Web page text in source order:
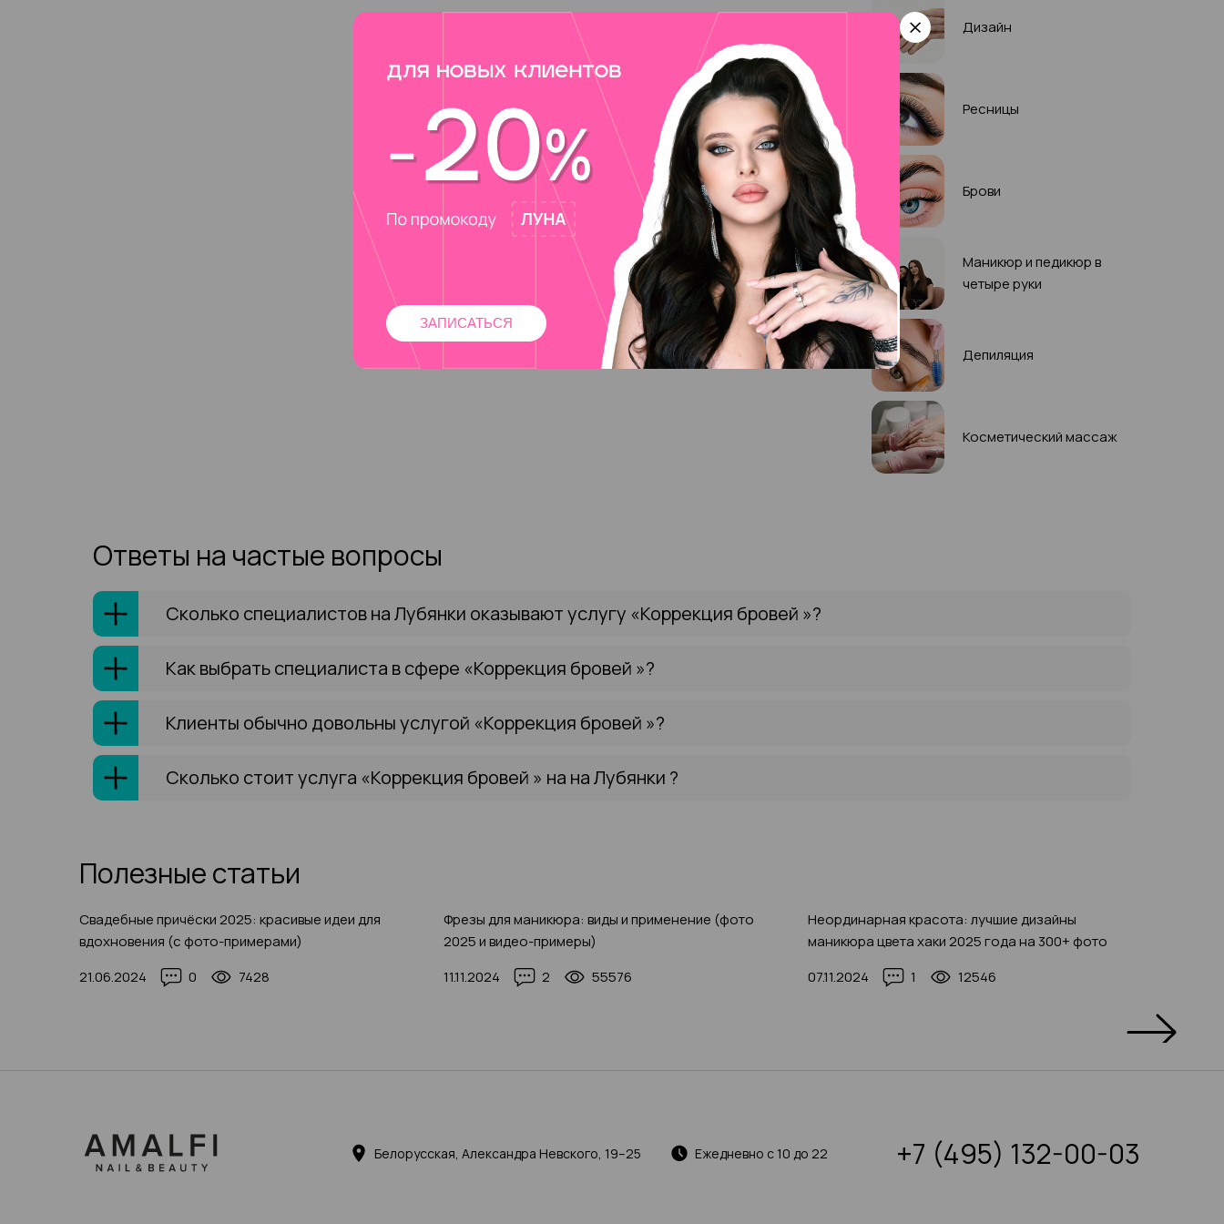
Дизайн
Ресницы
Брови
Маникюр и педикюр в
четыре руки
Депиляция
Косметический массаж
Ответы на частые вопросы
Сколько специалистов на Лубянки оказывают услугу «Коррекция бровей »?
Как выбрать специалиста в сфере «Коррекция бровей »?
Клиенты обычно довольны услугой «Коррекция бровей »?
Сколько стоит услуга «Коррекция бровей » на на Лубянки ?
Полезные статьи
Свадебные причёски 2025: красивые идеи для
вдохновения (с фото-примерами)
21.06.2024
0 7428
Фрезы для маникюра: виды и применение (фото
2025 и видео-примеры)
11.11.2024
2 55576
Неординарная красота: лучшие дизайны
маникюра цвета хаки 2025 года на 300+ фото
07.11.2024
1 12546
Белорусская, Александра Невского, 19–25 Ежедневно с 10 до 22 +7 (495) 132-00-03
ЗАПИСАТЬСЯ